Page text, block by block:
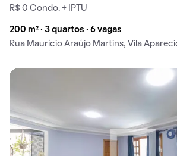
R$ 0 Condo. + IPTU
200 m² · 3 quartos · 6 vagas
Rua Maurício Araújo Martins, Vila